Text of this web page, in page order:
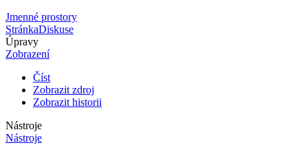
Jmenné prostory
StránkaDiskuse
Úpravy
Zobrazení
Číst
Zobrazit zdroj
Zobrazit historii
Nástroje
Nástroje